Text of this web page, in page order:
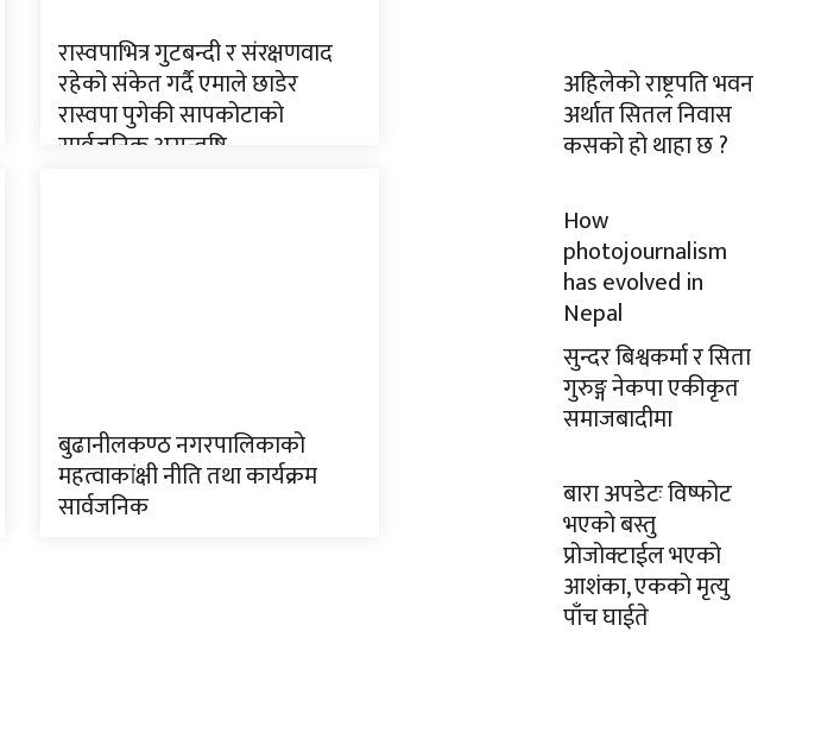
रास्वपाभित्र गुटबन्दी र संरक्षणवाद
रहेको संकेत गर्दै एमाले छाडेर
रास्वपा पुगेकी सापकोटाको
सार्वजनिक असन्तुष्टि
बुढानीलकण्ठ नगरपालिकाको
महत्वाकांक्षी नीति तथा कार्यक्रम
सार्वजनिक
अहिलेको राष्ट्रपति भवन
अर्थात सितल निवास
कसको हो थाहा छ ?
How
photojournalism
has evolved in
Nepal
सुन्दर बिश्वकर्मा र सिता
गुरुङ्ग नेकपा एकीकृत
समाजबादीमा
बारा अपडेटः विष्फोट
भएको बस्तु
प्रोजोक्टाईल भएको
आशंका, एकको मृत्यु
पाँच घाईते